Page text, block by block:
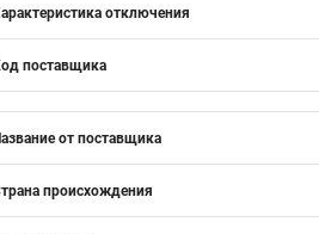
отключения
поставщика
от поставщика
происхождения